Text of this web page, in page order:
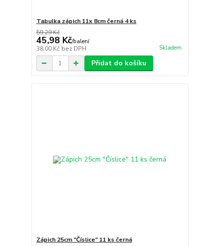
Tabulka zápich 11x 8cm černá 4 ks
59,29 Kč
45,98 Kč/balení
38,00 Kč bez DPH Skladem
Přidat do košíku
Zápich 25cm "Číslice" 11 ks černá